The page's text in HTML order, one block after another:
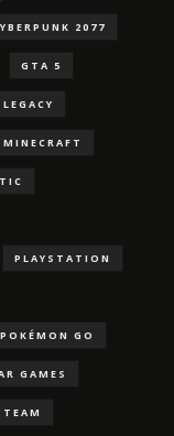
2077
GTA 5
MINECRAFT
PLAYSTATION
POKÉMON GO
GAMES